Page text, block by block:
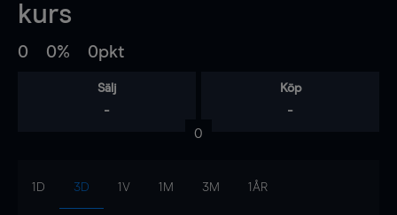
kurs
0 0% 0pkt
Sälj
-
Köp
-
0
1D 3D 1V 1M 3M 1ÅR